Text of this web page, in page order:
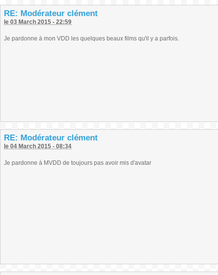
RE: Modérateur clément
le 03 March 2015 - 22:59
Je pardonne à mon VDD les quelques beaux films qu'il y a parfois.
RE: Modérateur clément
le 04 March 2015 - 08:34
Je pardonne à MVDD de toujours pas avoir mis d'avatar